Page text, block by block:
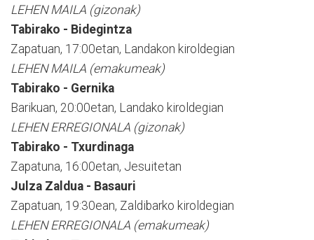
LEHEN MAILA (gizonak)
Tabirako - Bidegintza
Zapatuan, 17:00etan, Landakon kiroldegian
LEHEN MAILA (emakumeak)
Tabirako - Gernika
Barikuan, 20:00etan, Landako kiroldegian
LEHEN ERREGIONALA (gizonak)
Tabirako - Txurdinaga
Zapatuna, 16:00etan, Jesuitetan
Julza Zaldua - Basauri
Zapatuan, 19:30ean, Zaldibarko kiroldegian
LEHEN ERREGIONALA (emakumeak)